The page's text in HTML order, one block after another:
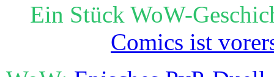
Ein Stück WoW-
Comics ist